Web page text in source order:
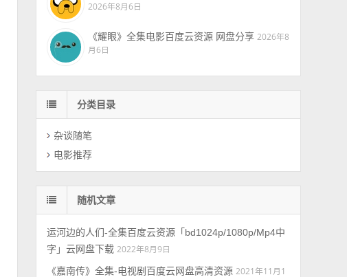
2026年8月6日
《耀眼》全集电影百度云资源 网盘分享 2026年8
月6日
分类目录
杂谈随笔
电影推荐
随机文章
运河边的人们-全集百度云资源「bd1024p/1080p/Mp4中
字」云网盘下载 2022年8月9日
《嘉南传》全集-电视剧百度云网盘高清资源 2021年11月1